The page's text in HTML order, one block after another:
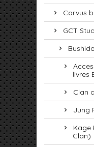
Corvus
GCT
Bushido
livres
Clan
Jung
Kage
Clan)